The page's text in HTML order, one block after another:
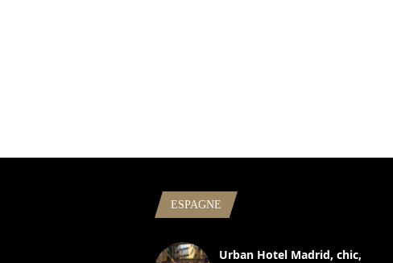
ESPAGNE
Urban Hotel Madrid, chic,